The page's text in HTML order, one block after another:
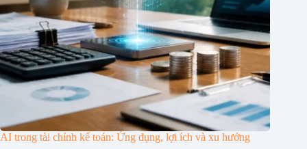
AI trong tài chính kế toán: Ứng dụng, lợi ích và xu hướng